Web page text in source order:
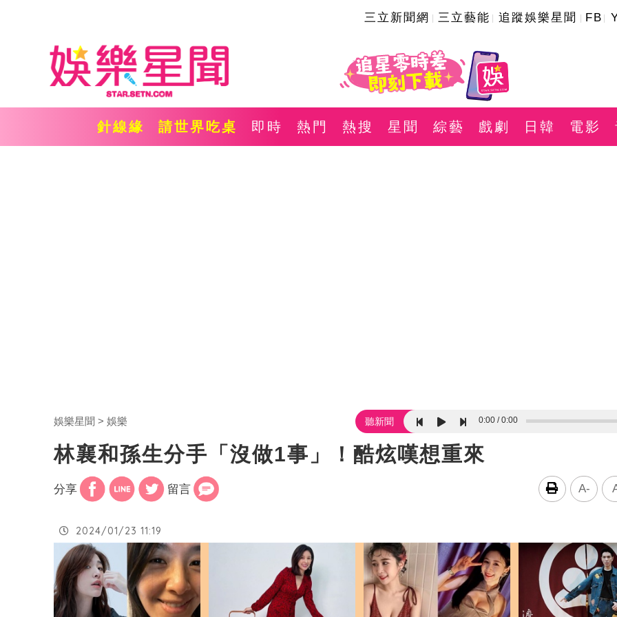
三立新聞網 三立藝能 追蹤娛樂星聞 FB
針線緣 請世界吃桌 即時 熱門 熱搜 星聞 綜藝 戲劇 日韓 電影
娛樂星聞 娛樂 聽新聞 0:00 0:00
林襄和孫生分手「沒做1事」！酷炫嘆想重來
分享 留言 A-
2024/01/23 11:19